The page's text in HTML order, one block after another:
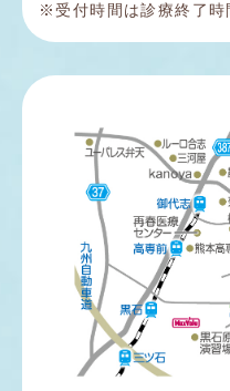
※受付時間は診療終了時